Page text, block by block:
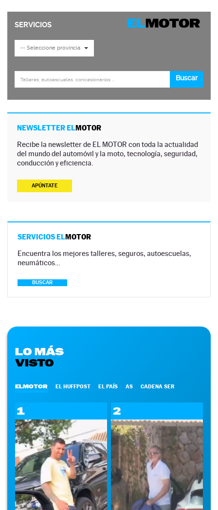
NEWSLETTER ELMOTOR
Recibe la newsletter de EL MOTOR con toda la actualidad
del mundo del automóvil y la moto, tecnología, seguridad,
conducción y eficiencia.
APÚNTATE
SERVICIOS ELMOTOR
Encuentra los mejores talleres, seguros, autoescuelas,
neumáticos…
BUSCAR
LO MÁS
VISTO
ELMOTOR EL HUFFPOST EL PAÍS AS CADENA SER
1 2